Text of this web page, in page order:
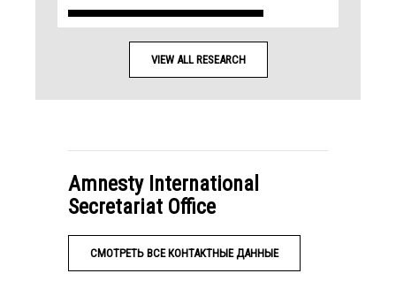
VIEW ALL RESEARCH
Amnesty International
Secretariat Office
СМОТРЕТЬ ВСЕ КОНТАКТНЫЕ ДАННЫЕ